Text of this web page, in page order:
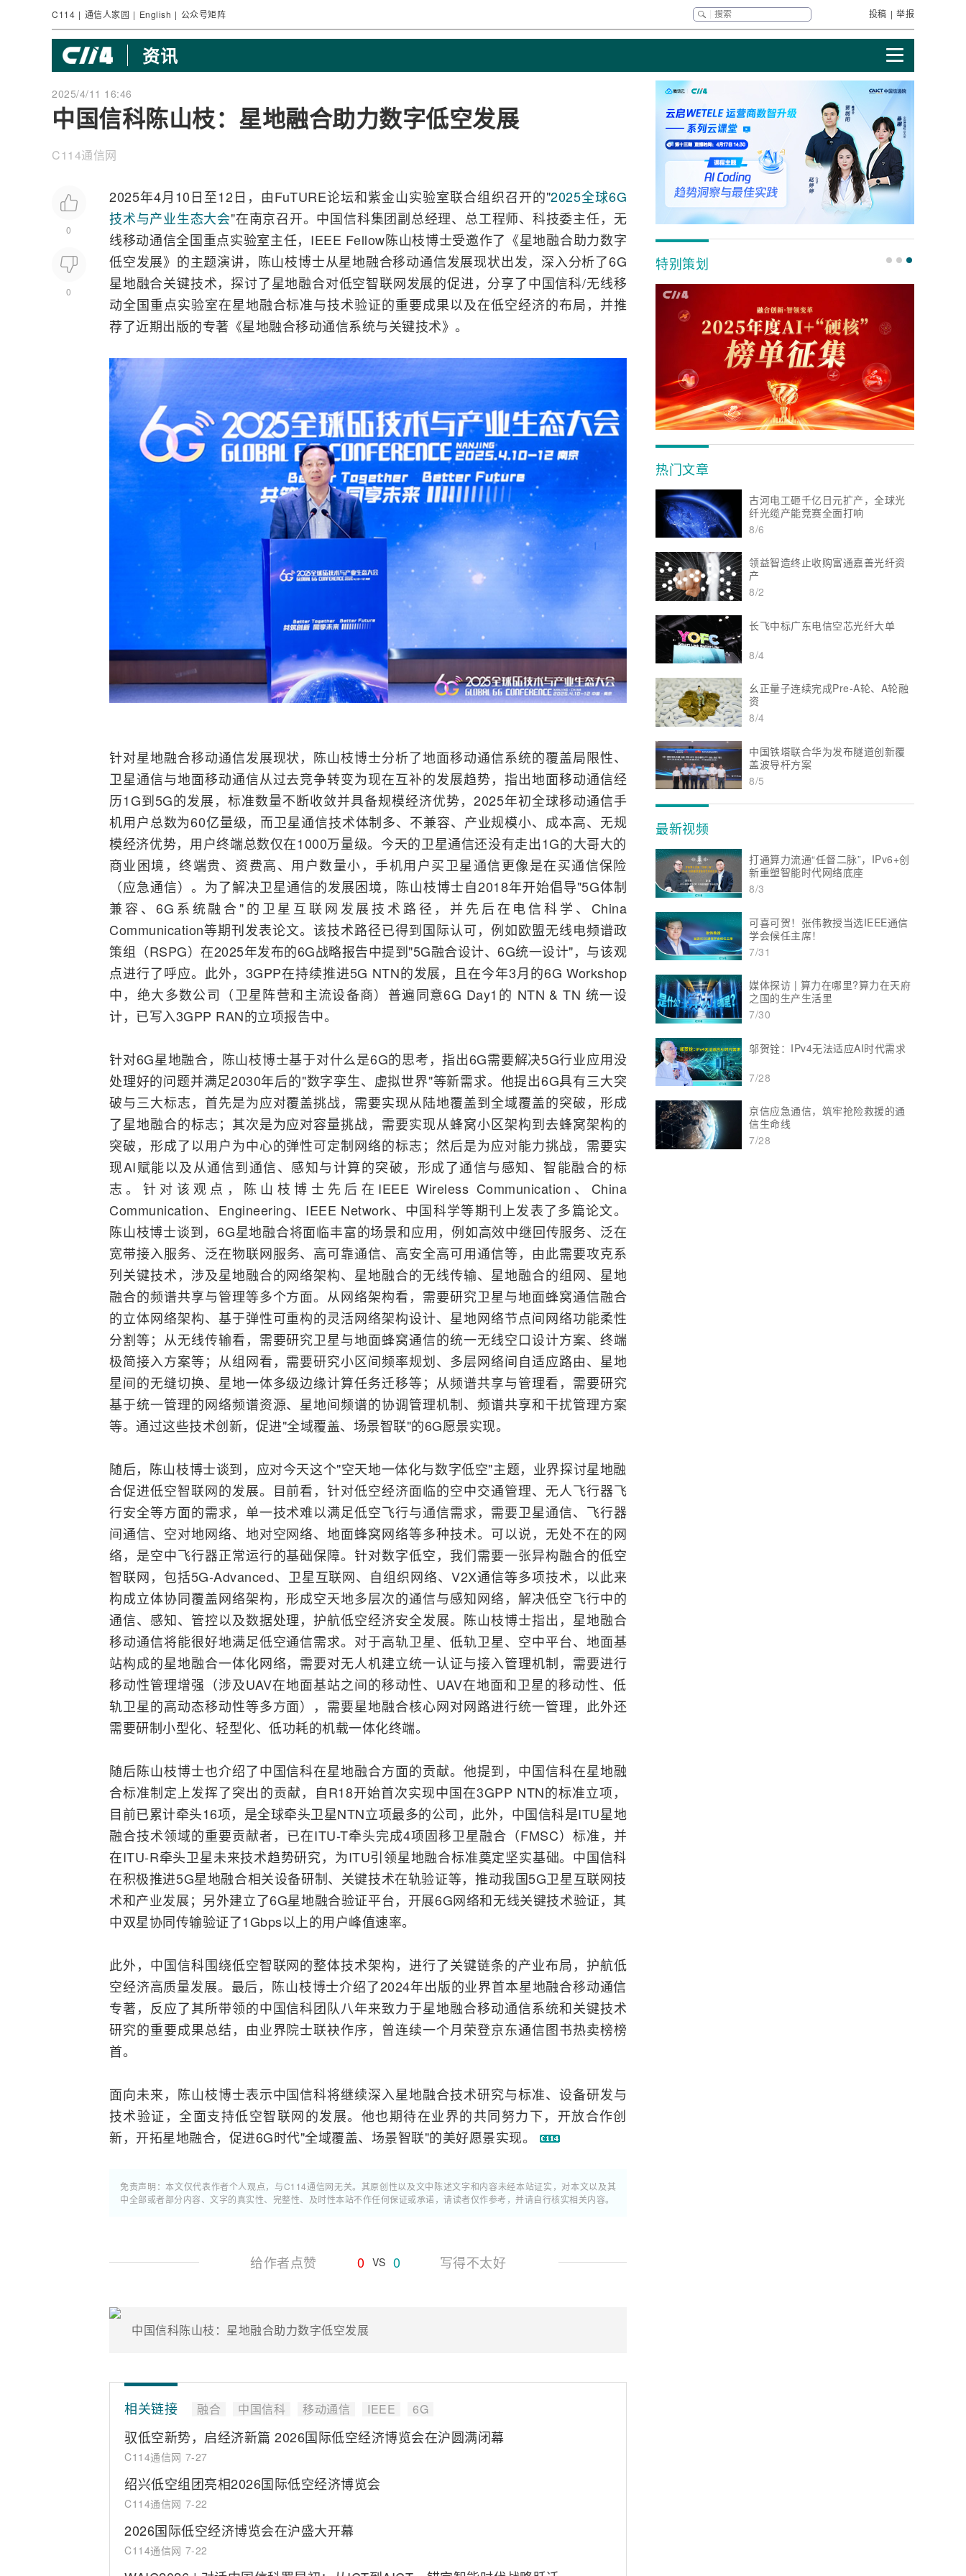
C114 | 通信人家园 | English | 公众号矩阵 投稿 | 举报
资讯
2025/4/11 16:46
中国信科陈山枝：星地融合助力数字低空发展
C114通信网
0
0
2025年4月10日至12日，由FuTURE论坛和紫金山实验室联合组织召开的"2025全球6G
技术与产业生态大会"在南京召开。 中国信科集团副总经理、总工程师、科技委主任，无
线移动通信全国重点实验室主任， IEEE Fellow陈山枝博士受邀作了《星地融合助力数字
低空发展》的主题演讲，陈山枝博士从星地融合移动通信发展现状出发，深入分析了6G
星地融合关键技术，探讨了星地融合对低空智联网发展的促进，分享了中国信科/无线移
动全国重点实验室在星地融合标准与技术验证的重要成果以及在低空经济的布局，并推
荐了近期出版的专著《星地融合移动通信系统与关键技术》。
针对星地融合移动通信发展现状，陈山枝博士分析了地面移动通信系统的覆盖局限性、
卫星通信与地面移动通信从过去竞争转变为现在互补的发展趋势，指出地面移动通信经
历1G到5G的发展，标准数量不断收敛并具备规模经济优势，2025年初全球移动通信手
机用户总数为60亿量级，而卫星通信技术体制多、不兼容、产业规模小、成本高、无规
模经济优势，用户终端总数仅在1000万量级。今天的卫星通信还没有走出1G的大哥大的
商业困境，终端贵、资费高、用户数量小，手机用户买卫星通信更像是在买通信保险
（应急通信）。为了解决卫星通信的发展困境，陈山枝博士自2018年开始倡导"5G体制
兼容、6G系统融合"的 卫星互联网 发展技术路径，并先后在电信科学、China
Communication等期刊发表论文。该技术路径已得到国际认可，例如欧盟无线电频谱政
策组（RSPG）在2025年发布的6G战略报告中提到"5G融合设计、6G统一设计"，与该观
点进行了呼应。此外， 3GPP在持续推进5G NTN的发展，且在今年3月的6G Workshop
中，绝大多数公司（卫星阵营和主流设备商）普遍同意6G Day1的 NTN & TN 统一设
计，已写入3GPP RAN的立项报告中。
针对6G星地融合，陈山枝博士基于对什么是6G的思考，指出6G需要解决5G行业应用没
处理好的问题并满足2030年后的"数字孪生、虚拟世界"等新需求。他提出6G具有三大突
破与三大标志，首先是为应对覆盖挑战，需要实现从陆地覆盖到全域覆盖的突破，形成
了星地融合的标志；其次是为应对容量挑战，需要实现从蜂窝小区架构到去蜂窝架构的
突破，形成了以用户为中心的弹性可定制网络的标志；然后是为应对能力挑战，需要实
现AI赋能以及从通信到通信、感知与计算的突破，形成了通信与感知、智能融合的标
志。针对该观点，陈山枝博士先后在IEEE Wireless Communication、China
Communication、Engineering、IEEE Network、中国科学等期刊上发表了多篇论文。
陈山枝博士谈到，6G星地融合将面临丰富的场景和应用，例如高效中继回传服务、泛在
宽带接入服务、泛在物联网服务、高可靠通信、高安全高可用通信等，由此需要攻克系
列关键技术，涉及星地融合的网络架构、星地融合的无线传输、星地融合的组网、星地
融合的频谱共享与管理等多个方面。从网络架构看，需要研究卫星与地面蜂窝通信融合
的立体网络架构、基于弹性可重构的灵活网络架构设计、星地网络节点间网络功能柔性
分割等；从无线传输看，需要研究卫星与地面蜂窝通信的统一无线空口设计方案、终端
极简接入方案等；从组网看，需要研究小区间频率规划、多层网络间自适应路由、星地
星间的无缝切换、星地一体多级边缘计算任务迁移等；从频谱共享与管理看，需要研究
基于统一管理的网络频谱资源、星地间频谱的协调管理机制、频谱共享和干扰管理方案
等。通过这些技术创新，促进"全域覆盖、场景智联"的6G愿景实现。
随后，陈山枝博士谈到，应对今天这个"空天地一体化与数字低空"主题，业界探讨星地融
合促进低空智联网的发展。目前看，针对低空经济面临的空中交通管理、无人飞行器飞
行安全等方面的需求，单一技术难以满足低空飞行与通信需求，需要卫星通信、飞行器
间通信、空对地网络、地对空网络、地面蜂窝网络等多种技术。可以说，无处不在的网
络，是空中飞行器正常运行的基础保障。针对数字低空，我们需要一张异构融合的低空
智联网，包括5G-Advanced、卫星互联网、自组织网络、V2X通信等多项技术，以此来
构成立体协同覆盖网络架构，形成空天地多层次的通信与感知网络，解决低空飞行中的
通信、感知、管控以及数据处理，护航低空经济安全发展。陈山枝博士指出，星地融合
移动通信将能很好地满足低空通信需求。对于高轨卫星、低轨卫星、空中平台、地面基
站构成的星地融合一体化网络，需要对无人机建立统一认证与接入管理机制，需要进行
移动性管理增强（涉及UAV在地面基站之间的移动性、UAV在地面和卫星的移动性、低
轨卫星的高动态移动性等多方面），需要星地融合核心网对网路进行统一管理，此外还
需要研制小型化、轻型化、低功耗的机载一体化终端。
随后陈山枝博士也介绍了中国信科在星地融合方面的贡献。他提到，中国信科在星地融
合标准制定上发挥了突出的贡献，自R18开始首次实现中国在3GPP NTN的标准立项，
目前已累计牵头16项，是全球牵头卫星NTN立项最多的公司，此外，中国信科是ITU星地
融合技术领域的重要贡献者，已在ITU-T牵头完成4项固移卫星融合（FMSC）标准，并
在ITU-R牵头卫星未来技术趋势研究，为ITU引领星地融合标准奠定坚实基础。中国信科
在积极推进5G星地融合相关设备研制、关键技术在轨验证等，推动我国5G卫星互联网技
术和产业发展；另外建立了6G星地融合验证平台，开展6G网络和无线关键技术验证，其
中双星协同传输验证了1Gbps以上的用户峰值速率。
此外，中国信科围绕低空智联网的整体技术架构，进行了关键链条的产业布局，护航低
空经济高质量发展。最后，陈山枝博士介绍了2024年出版的业界首本星地融合移动通信
专著，反应了其所带领的中国信科团队八年来致力于星地融合移动通信系统和关键技术
研究的重要成果总结，由业界院士联袂作序，曾连续一个月荣登京东通信图书热卖榜榜
首。
面向未来，陈山枝博士表示中国信科将继续深入星地融合技术研究与标准、设备研发与
技术验证，全面支持低空智联网的发展。他也期待在业界的共同努力下，开放合作创
新，开拓星地融合，促进6G时代"全域覆盖、场景智联"的美好愿景实现。
免责声明：本文仅代表作者个人观点，与C114通信网无关。其原创性以及文中陈述文字和内容未经本站证实，对本文以及其
中全部或者部分内容、文字的真实性、完整性、及时性本站不作任何保证或承诺，请读者仅作参考，并请自行核实相关内容。
给作者点赞 0 VS 0 写得不太好
中国信科陈山枝：星地融合助力数字低空发展
相关链接 融合 中国信科 移动通信 IEEE 6G
驭低空新势，启经济新篇 2026国际低空经济博览会在沪圆满闭幕
C114通信网 7-27
绍兴低空组团亮相2026国际低空经济博览会
C114通信网 7-22
2026国际低空经济博览会在沪盛大开幕
C114通信网 7-22
特别策划
热门文章
古河电工砸千亿日元扩产，全球光
纤光缆产能竞赛全面打响
8/6
领益智造终止收购富通嘉善光纤资
产
8/2
长飞中标广东电信空芯光纤大单
8/4
幺正量子连续完成Pre-A轮、A轮融
资
8/4
中国铁塔联合华为发布隧道创新覆
盖波导杆方案
8/5
最新视频
打通算力流通“任督二脉”，IPv6+创
新重塑智能时代网络底座
8/3
可喜可贺！张伟教授当选IEEE通信
学会候任主席！
7/31
媒体探访 | 算力在哪里?算力在天府
之国的生产生活里
7/30
邬贺铨：IPv4无法适应AI时代需求
7/28
京信应急通信，筑牢抢险救援的通
信生命线
7/28